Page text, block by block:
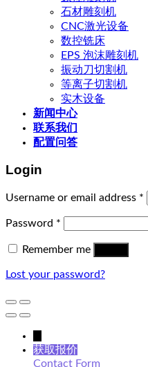
石材雕刻机
CNC激光设备
数控铣床
EPS 泡沫雕刻机
振动刀切割机
等离子切割机
实木设备
新闻中心
联系我们
配置问答
Login
Username or email address *
Password *
Remember me
Lost your password?
获取报价
Contact Form